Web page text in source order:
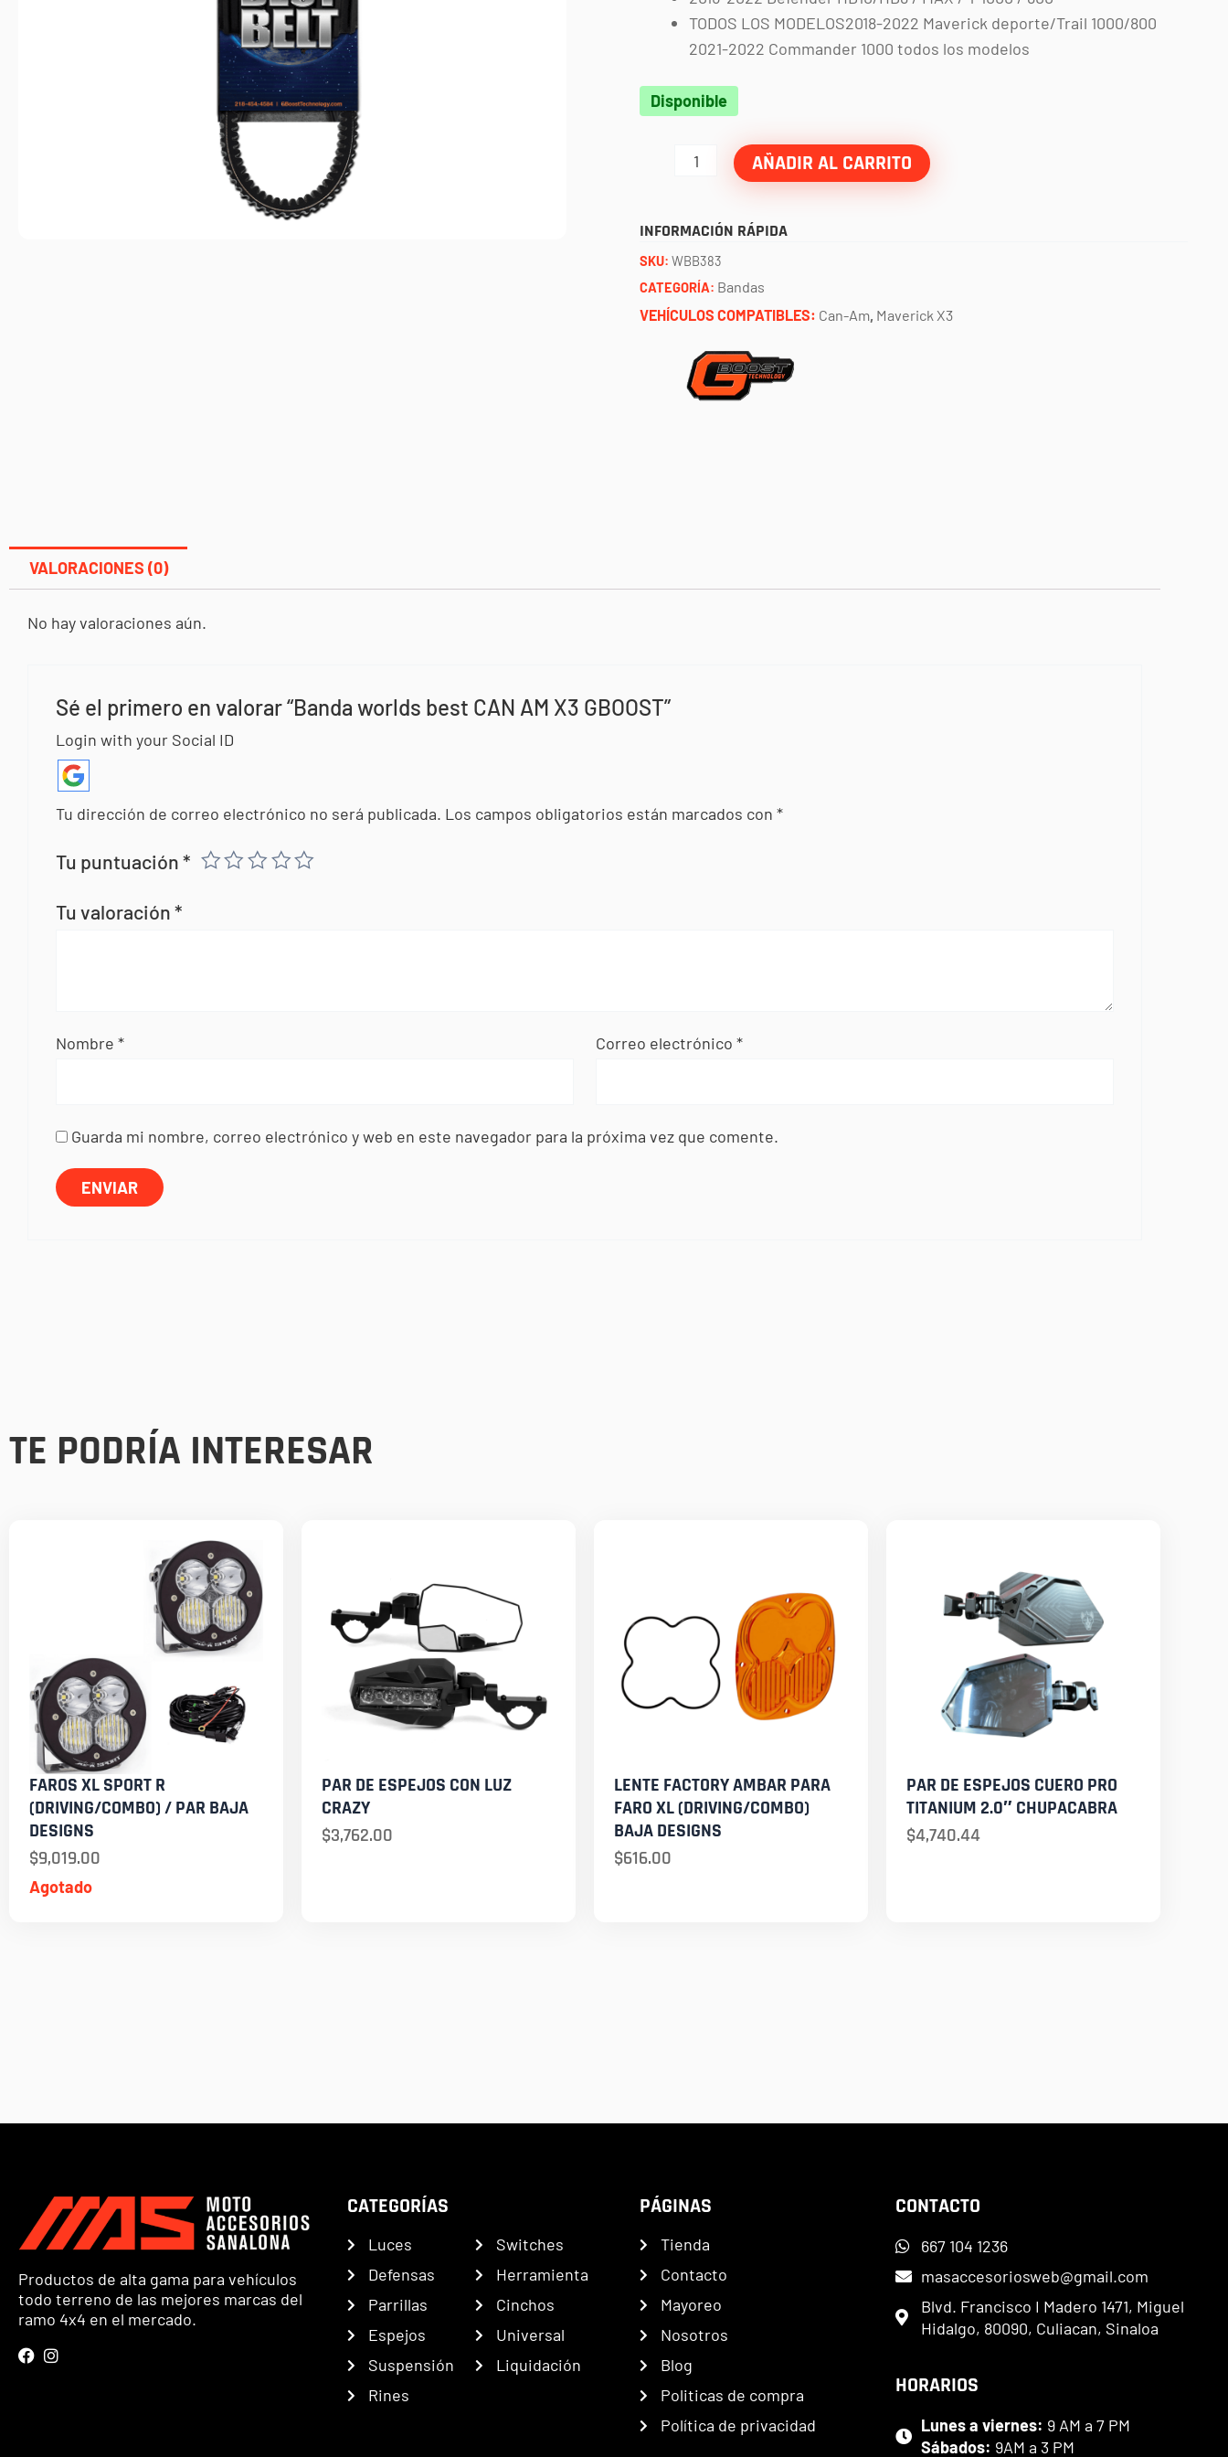
TODOS LOS MODELOS2018-2022 Maverick deporte/Trail 1000/800
2021-2022 Commander 1000 todos los modelos
Disponible
Banda
GBOOST
cantidad
AÑADIR AL CARRITO
INFORMACIÓN RÁPIDA
SKU: WBB383
CATEGORÍA: Bandas
VEHÍCULOS COMPATIBLES: Can-Am, Maverick X3
VALORACIONES (0)
No hay valoraciones aún.
Sé el primero en valorar “Banda worlds best CAN AM X3 GBOOST”
Login with your Social ID
Tu dirección de correo electrónico no será publicada. Los campos obligatorios están marcados con*
Tu puntuación*
Tu valoración*
Nombre* Correo electrónico *
Guarda mi nombre, correo electrónico y web en este navegador para la próxima vez que comente.
TE PODRÍA INTERESAR
Agotado
FAROS XL SPORT R
(DRIVING/COMBO) / PAR BAJA
DESIGNS
$9,019.00
PAR DE ESPEJOS CON LUZ
CRAZY
$3,762.00
LENTE FACTORY AMBAR PARA
FARO XL (DRIVING/COMBO)
BAJA DESIGNS
$616.00
PAR DE ESPEJOS CUERO PRO
TITANIUM 2.0″ CHUPACABRA
$4,740.44
Productos de alta gama para vehículos
todo terreno de las mejores marcas del
ramo 4x4 en el mercado.
CATEGORÍAS
Luces
Defensas
Parrillas
Espejos
Suspensión
Rines
Switches
Herramienta
Cinchos
Universal
Liquidación
PÁGINAS
Tienda
Contacto
Mayoreo
Nosotros
Blog
Politicas de compra
Política de privacidad
CONTACTO
667 104 1236
masaccesoriosweb@gmail.com
Blvd. Francisco I Madero 1471, Miguel
Hidalgo, 80090, Culiacan, Sinaloa
HORARIOS
Lunes a viernes: 9 AM a 7 PM
Sábados: 9AM a 3 PM